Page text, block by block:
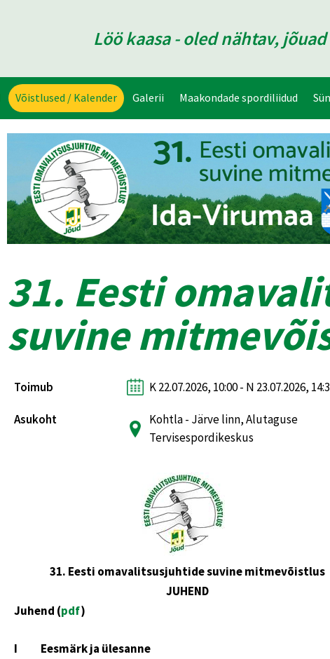
Löö kaasa - oled nähtav,
Võistlused / Kalender Galerii Maakondade spordiliidud
31. Eesti
suvine
Toimub K 22.07.2026, 10:00 - N 23.07.2026,
Asukoht
Kohtla - Järve linn, Alutaguse
Tervisespordikeskus
31. Eesti omavalitsusjuhtide suvine mitmevõistlus
JUHEND
Juhend (pdf)
I Eesmärk ja ülesanne